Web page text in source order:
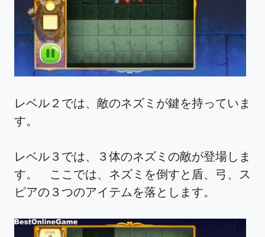
レベル２では、敵のネズミが鍵を持っていま
す。
レベル３では、３体のネズミの敵が登場しま
す。 ここでは、ネズミを倒すと盾、弓、ス
ピアの３つのアイテムを落とします。